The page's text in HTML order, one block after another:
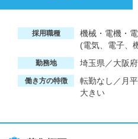
採用職種
機械・電機・
(電気、電子、
勤務地 埼玉県／大阪府
働き方の特徴
転勤なし／月
大きい